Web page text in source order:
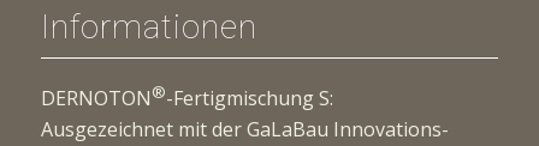
Informationen
DERNOTON®-Fertigmischung S:
Ausgezeichnet mit der GaLaBau Innovations-